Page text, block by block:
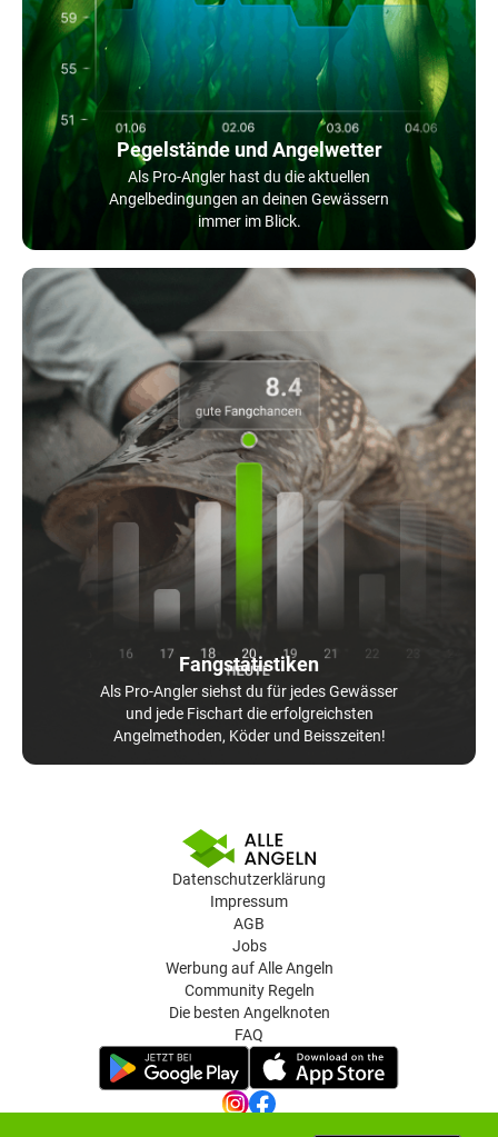
Pegelstände und Angelwetter
Als Pro-Angler hast du die aktuellen
Angelbedingungen an deinen Gewässern
immer im Blick.
Fangstatistiken
Als Pro-Angler siehst du für jedes Gewässer
und jede Fischart die erfolgreichsten
Angelmethoden, Köder und Beisszeiten!
Datenschutzerklärung
Impressum
AGB
Jobs
Werbung auf Alle Angeln
Community Regeln
Die besten Angelknoten
FAQ